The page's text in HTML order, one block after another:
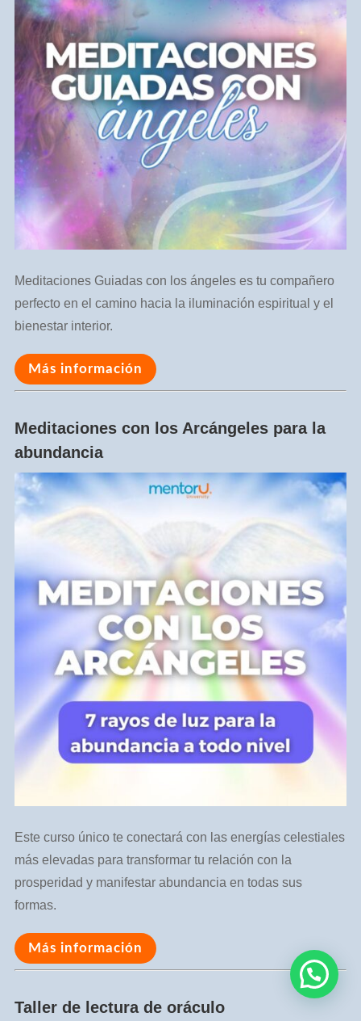
Meditaciones Guiadas con los ángeles es tu compañero
perfecto en el camino hacia la iluminación espiritual y el
bienestar interior.
Más información
Meditaciones con los Arcángeles para la
abundancia
Este curso único te conectará con las energías celestiales
más elevadas para transformar tu relación con la
prosperidad y manifestar abundancia en todas sus
formas.
Más información
Taller de lectura de oráculo
¿Necesitas ayuda?